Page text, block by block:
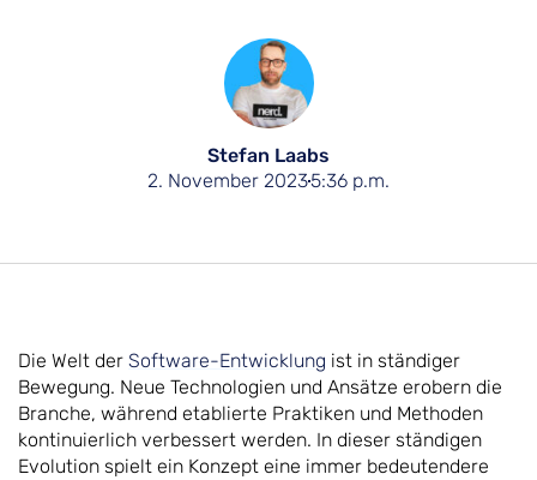
Stefan Laabs
2. November 20235:36 p.m.
Die Welt der Software-Entwicklung ist in ständiger
Bewegung. Neue Technologien und Ansätze erobern die
Branche, während etablierte Praktiken und Methoden
kontinuierlich verbessert werden. In dieser ständigen
Evolution spielt ein Konzept eine immer bedeutendere